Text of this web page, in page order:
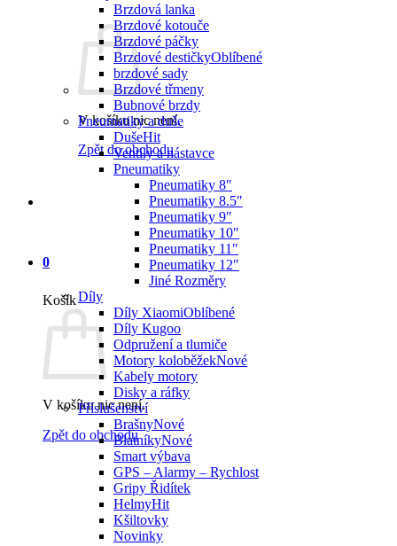
V košíku nic není.
Zpět do obchodu
0
Košík
V košíku nic není.
Zpět do obchodu
Brzdová lanka
Brzdové kotouče
Brzdové páčky
Brzdové destičky
brzdové sady
Brzdové třmeny
Bubnové brzdy
Pneumatiky a duše
Duše
Ventily a nástavce
Pneumatiky
Pneumatiky 8″
Pneumatiky 8.5″
Pneumatiky 9″
Pneumatiky 10″
Pneumatiky 11″
Pneumatiky 12″
Jiné Rozměry
Díly
Díly Xiaomi
Díly Kugoo
Odpružení a tlumiče
Motory koloběžek
Kabely motory
Disky a ráfky
Příslušenství
Brašny
Blatníky
Smart výbava
GPS – Alarmy – Rychlost
Gripy Řidítek
Helmy
Kšiltovky
Novinky